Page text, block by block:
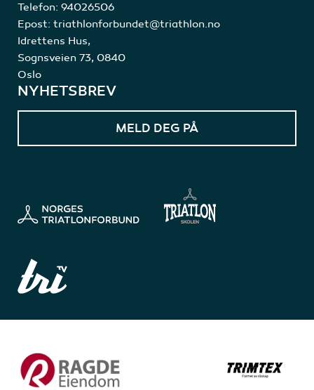
Telefon: 94026506
Epost: triathlonforbundet@triathlon.no
Idrettens Hus,
Sognsveien 73, 0840
Oslo
NYHETSBREV